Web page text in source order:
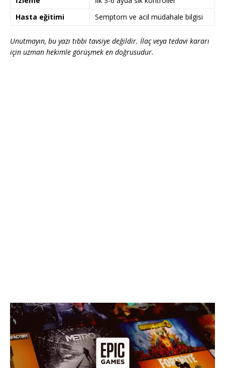
Hasta eğitimi
Semptom ve acil müdahale bilgisi
Unutmayın, bu yazı tıbbi tavsiye değildir. İlaç veya tedavi kararı
için uzman hekimle görüşmek en doğrusudur.